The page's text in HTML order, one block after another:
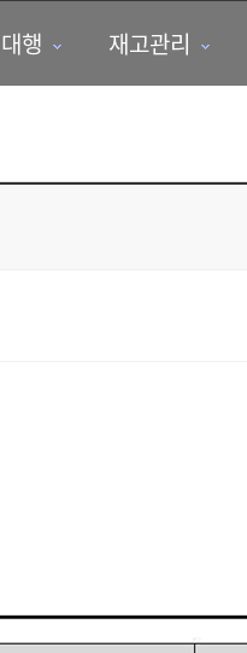
행 재고관리